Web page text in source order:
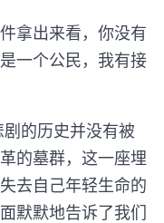
拿出来看，你没有
一个公民，我有接
的历史并没有被
的墓群，这一座埋
去自己年轻生命的
默默地告诉了我们